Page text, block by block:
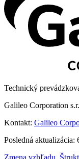
Technický
Galileo Corporation
Kontakt: Galileo
Posledná aktualizácia:
Zmena vzhľadu